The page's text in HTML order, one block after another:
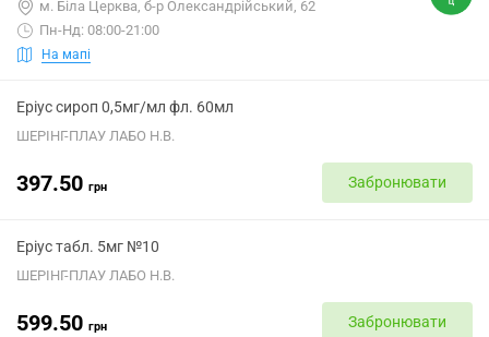
м. Біла Церква, б-р Олександрійський, 62
Пн-Нд: 08:00-21:00
На мапі
Еріус сироп 0,5мг/мл фл. 60мл
ШЕРІНГ-ПЛАУ ЛАБО Н.В.
397.50 грн Забронювати
Еріус табл. 5мг №10
ШЕРІНГ-ПЛАУ ЛАБО Н.В.
599.50 грн Забронювати